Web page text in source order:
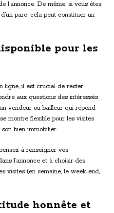
l’annonce. De même, si vous êtes
parc, cela peut constituer un
pour les
ligne, il est crucial de rester
aux questions des intéressés
vendeur ou bailleur qui répond
montre flexible pour les visites
bien immobilier.
à renseigner vos
l’annonce et à choisir des
visites (en semaine, le week-end,
honnête et